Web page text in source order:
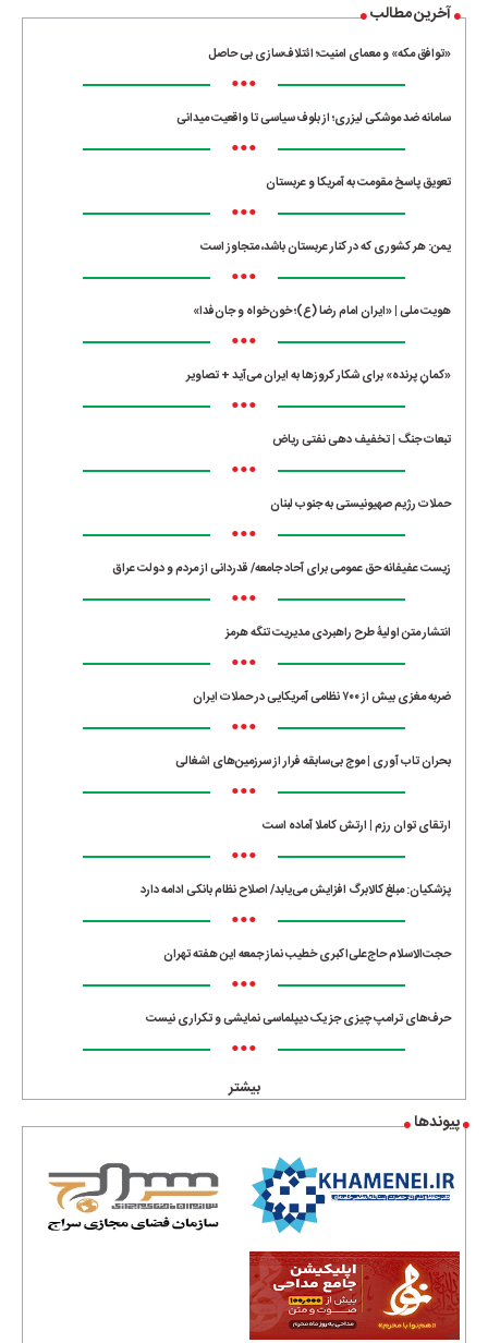
آخرین مطالب
«توافق مکه» و معمای امنیت؛ ائتلاف‌سازی بی حاصل
•••
سامانه ضد موشکی لیزری؛ از بلوف سیاسی تا واقعیت میدانی
•••
تعویق پاسخ مقومت به آمریکا و عربستان
•••
یمن: هر کشوری که در کنار عربستان باشد، متجاوز است
•••
هویت ملی | «ایران امام رضا (ع)؛ خون‌خواه و جان‌فدا»
•••
«کمانِ پرنده» برای شکار کروزها به ایران می‌آید + تصاویر
•••
تبعات جنگ | تخفیف دهی نفتی ریاض
•••
حملات رژیم صهیونیستی به جنوب لبنان
•••
زیست عفیفانه حق عمومی برای آحاد جامعه/ قدردانی از مردم و دولت عراق
•••
انتشار متن اولیۀ طرح راهبردی مدیریت تنگه هرمز
•••
ضربه مغزی بیش از ۷۰۰ نظامی آمریکایی در حملات ایران
•••
بحران تاب آوری | موج بی‌سابقه فرار از سرزمین‌های اشغالی
•••
ارتقای توان رزم | ارتش کاملا آماده است
•••
پزشکیان: مبلغ کالابرگ افزایش می‌یابد/ اصلاح نظام بانکی ادامه دارد
•••
حجت‌الاسلام حاج‌علی‌اکبری خطیب نماز جمعه این هفته تهران
•••
حرف‌های ترامپ چیزی جز یک دیپلماسی نمایشی و تکراری نیست
•••
بیشتر
پیوندها